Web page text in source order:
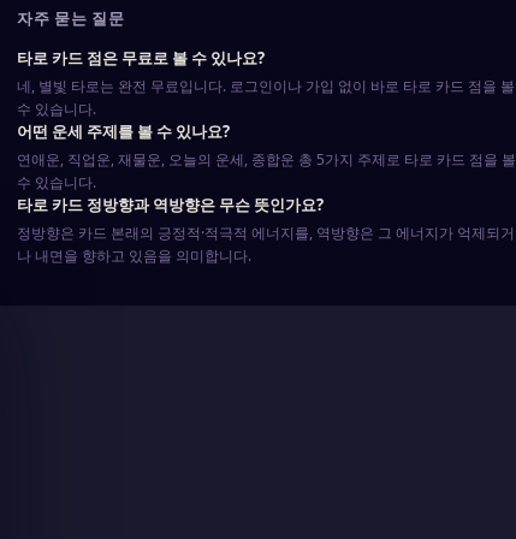
자주 묻는 질문
타로 카드 점은 무료로 볼 수 있나요?
네, 별빛 타로는 완전 무료입니다. 로그인이나 가입 없이 바로 타로 카드 점을 볼
수 있습니다.
어떤 운세 주제를 볼 수 있나요?
연애운, 직업운, 재물운, 오늘의 운세, 종합운 총 5가지 주제로 타로 카드 점을 볼
수 있습니다.
타로 카드 정방향과 역방향은 무슨 뜻인가요?
정방향은 카드 본래의 긍정적·적극적 에너지를, 역방향은 그 에너지가 억제되거
나 내면을 향하고 있음을 의미합니다.